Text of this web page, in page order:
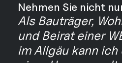
Nehmen Sie nicht
Als Bauträger,
und Beirat einer
im Allgäu kann